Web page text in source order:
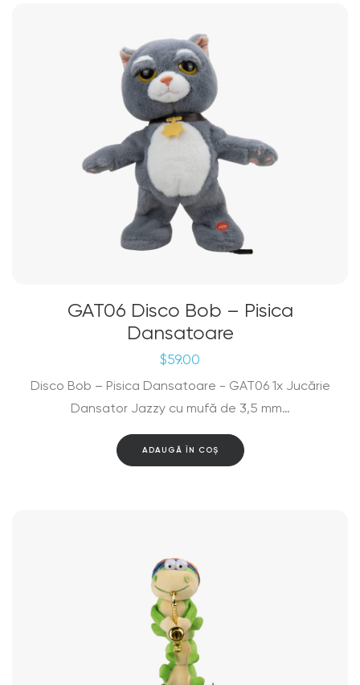
GAT06 Disco Bob – Pisica
Dansatoare
$59.00
Disco Bob – Pisica Dansatoare - GAT06 1x Jucărie
Dansator Jazzy cu mufă de 3,5 mm…
ADAUGĂ ÎN COȘ